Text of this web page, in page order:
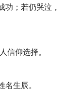
；若仍哭泣，
信仰选择。
生辰。